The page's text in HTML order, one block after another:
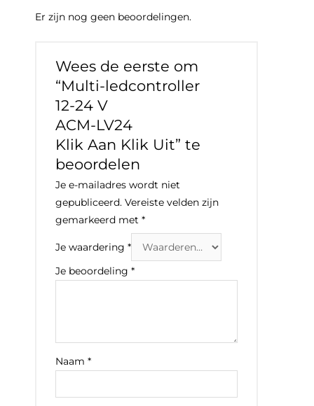
Er zijn nog geen beoordelingen.
Wees de eerste om
“Multi-ledcontroller
12-24 V
ACM-LV24
Klik Aan Klik Uit” te
beoordelen
Je e-mailadres wordt niet
gepubliceerd. Vereiste velden zijn
gemarkeerd met*
Je waardering*
Je beoordeling*
Naam*